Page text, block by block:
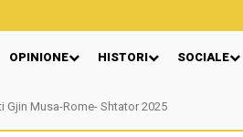
OPINIONE HISTORI SOCIALE
Musa-Rome- Shtator 2025
Dedaj